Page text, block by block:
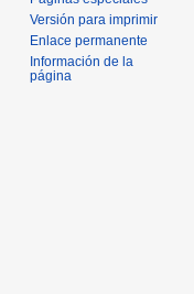
Versión para imprimir
Enlace permanente
Información de la
página